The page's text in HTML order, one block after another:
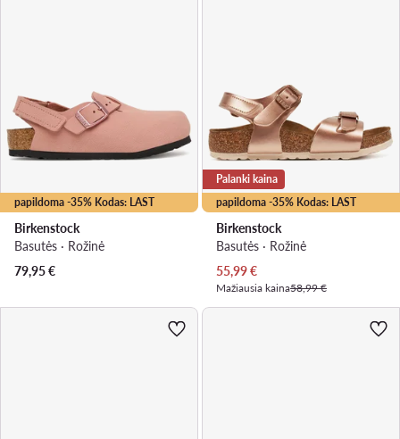
papildoma -35% Kodas: LAST
Birkenstock
Basutės · Rožinė
79,95€
papildoma -35% Kodas: LAST
Palanki kaina
Birkenstock
Basutės · Rožinė
Dabartinė kaina
55,99€
Mažiausia kaina58,99 €